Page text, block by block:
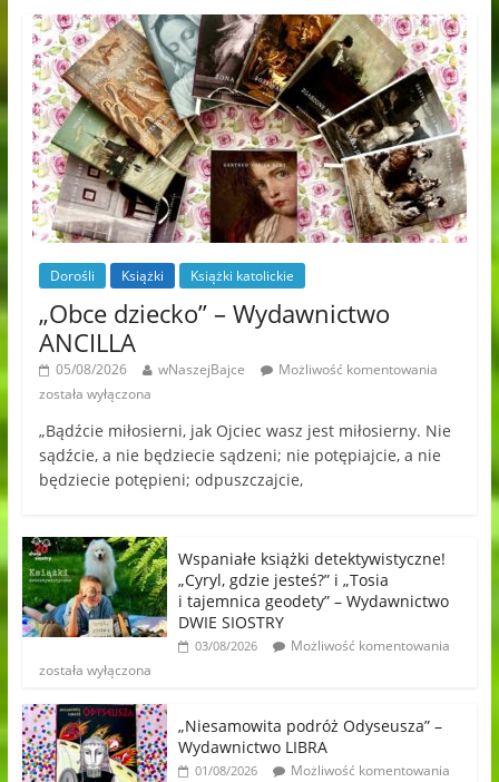
Dorośli Książki Książki katolickie
„Obce dziecko” – Wydawnictwo
ANCILLA
05/08/2026 wNaszejBajce
Możliwość komentowania
została wyłączona
„Bądźcie miłosierni, jak Ojciec wasz jest miłosierny. Nie
sądźcie, a nie będziecie sądzeni; nie potępiajcie, a nie
będziecie potępieni; odpuszczajcie,
Wspaniałe książki detektywistyczne!
„Cyryl, gdzie jesteś?” i „Tosia
i tajemnica geodety” – Wydawnictwo
DWIE SIOSTRY
03/08/2026
Możliwość komentowania
została wyłączona
„Niesamowita podróż Odyseusza” –
Wydawnictwo LIBRA
01/08/2026
Możliwość komentowania